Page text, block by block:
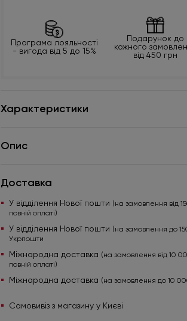
Програма лояльності
- вигода від 5 до 15%
Подарунок до
кожного
від 450 грн
Характеристики
Опис
Доставка
У відділення Нової пошти (на замовлення від
повній оплаті)
У відділення Нової пошти (на замовлення до
Укрпошти
Міжнародна доставка (на замовлення від 10
повній оплаті)
Міжнародна доставка (на замовлення до 10
Самовивіз з магазину у Києві